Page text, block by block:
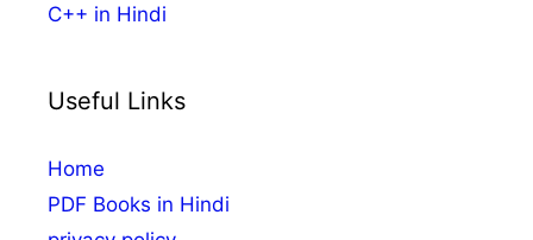
C++ in Hindi
Useful Links
Home
PDF Books in Hindi